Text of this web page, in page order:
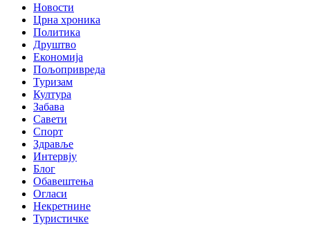
Новости
Црна хроника
Политика
Друштво
Економија
Пољопривреда
Туризам
Култура
Забава
Савети
Спорт
Здравље
Интервју
Блог
Обавештења
Огласи
Некретнине
Туристичке